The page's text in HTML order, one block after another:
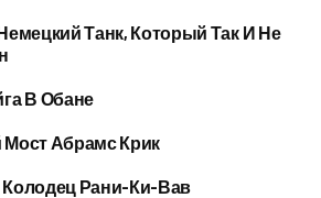
Танк, Который Так И Не
В Обане
Абрамс Крик
Рани-Ки-Вав